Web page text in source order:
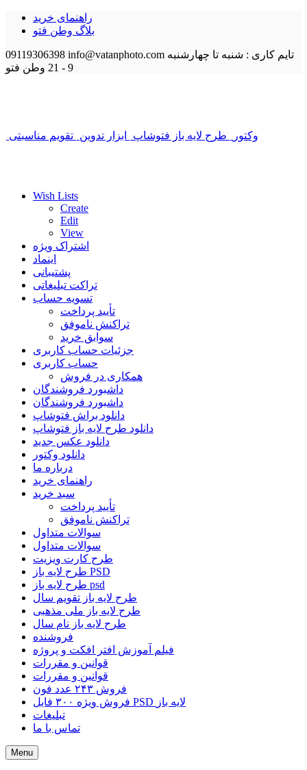
راهنمای خرید
بلاگ وطن فتو
09119306398 info@vatanphoto.com تایم کاری : شنبه تا چهارشنبه
9 - 21
وطن فتو
وکتور طرح لایه باز فتوشاپ ابزار تدوین تقویم مناسبتی
Wish Lists
Create
Edit
View
اشتراک ویژه
اینماد
پشتیبانی
تراکت تبلیغاتی
تسویه حساب
تأیید پرداخت
تراکنش ناموفق
سوابق خرید
جزئیات حساب کاربری
حساب کاربری
همکاری در فروش
داشبورد فروشندگان
داشبورد فروشندگان
دانلود براش فتوشاپ
دانلود طرح لایه باز فتوشاپ
دانلود عکس جدید
دانلود وکتور
درباره ما
راهنمای خرید
سبد خرید
تأیید پرداخت
تراکنش ناموفق
سوالات متداول
سوالات متداول
طرح کارت ویزیت
طرح لایه باز PSD
طرح لایه باز psd
طرح لایه باز تقویم سال
طرح لایه باز ملی مذهبی
طرح لایه باز نام سال
فروشنده
فیلم آموزش افتر افکت و پروژه
قوانین و مقررات
قوانین و مقررات
فروش ۲۴۳ عدد فون
فروش ویژه ۳۰۰ فایل PSD لایه باز
تبلیغات
تماس با ما
Menu